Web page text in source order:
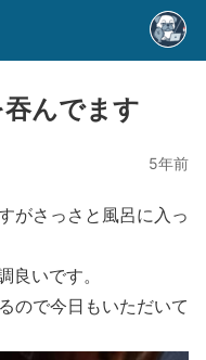
んでます
5年前
がさっさと風呂に入っ
いです。
で今日もいただいて